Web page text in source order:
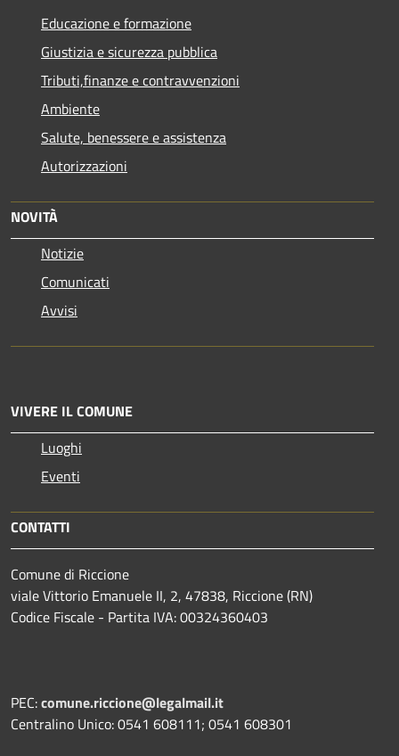
Educazione e formazione
Giustizia e sicurezza pubblica
Tributi,finanze e contravvenzioni
Ambiente
Salute, benessere e assistenza
Autorizzazioni
NOVITÀ
Notizie
Comunicati
Avvisi
VIVERE IL COMUNE
Luoghi
Eventi
CONTATTI
Comune di Riccione
viale Vittorio Emanuele II, 2, 47838, Riccione (RN)
Codice Fiscale - Partita IVA: 00324360403
PEC:comune.riccione@legalmail.it
Centralino Unico: 0541 608111; 0541 608301